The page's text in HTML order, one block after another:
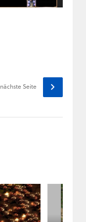
nächste Seite